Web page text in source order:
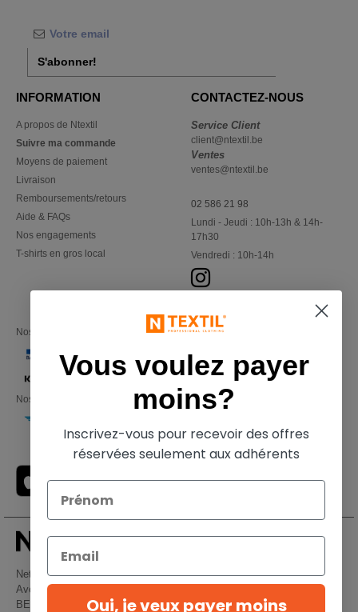
S'abonner!
INFORMATION
A propos de Ntextil
Suivre ma commande
Moyens de paiement
Livraison
Remboursements/retours
Aide & FAQs
Nos engagements
T-shirts en gros local
CONTACTEZ-NOUS
Service Client
client@ntextil.be
Ventes
ventes@ntextil.be
02 586 21 98
Lundi - Jeudi : 10h-13h & 14h-
17h30
Vendredi : 10h-14h
Nos partenaires financiers
Nos transporteurs
Netenders Belgium SRL
Avenue Hermann-Debroux 54, 1160, Bruxelles
BE61 3632 1629 8017
Vous voulez payer
moins?
Inscrivez-vous pour recevoir des offres
réservées seulement aux adhérents
Oui, je veux payer moins